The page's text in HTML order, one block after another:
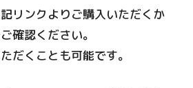
リンクよりご購入いただくか
確認ください。
だくことも可能です。